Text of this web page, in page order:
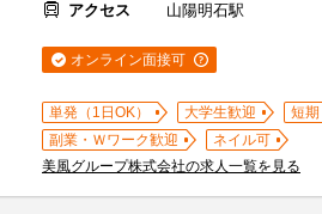
アクセス
山陽明石駅
オンライン面接可
単発（1日OK） 大学生歓迎
短期
副業・Ｗワーク歓迎
ネイル可
美風グループ株式会社の求人一覧を見る